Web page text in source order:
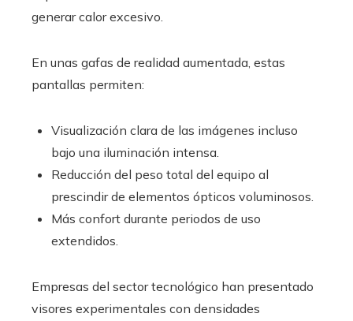
generar calor excesivo.
En unas gafas de realidad aumentada, estas
pantallas permiten:
Visualización clara de las imágenes incluso
bajo una iluminación intensa.
Reducción del peso total del equipo al
prescindir de elementos ópticos voluminosos.
Más confort durante periodos de uso
extendidos.
Empresas del sector tecnológico han presentado
visores experimentales con densidades